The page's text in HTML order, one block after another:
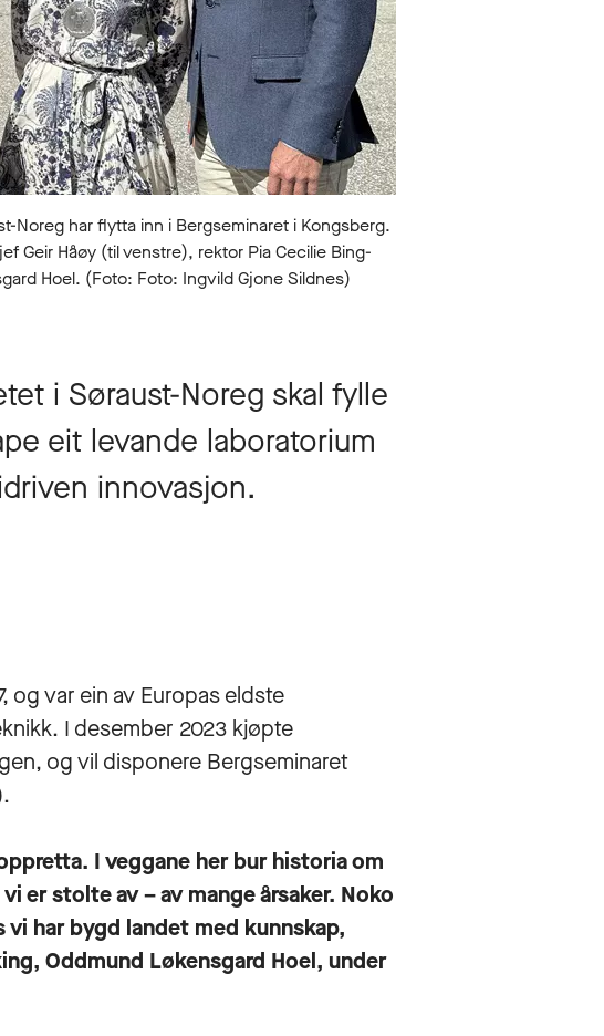
Noreg har flytta inn i Bergseminaret i Kongsberg.
Geir Håøy (til venstre), rektor Pia Cecilie Bing-
Hoel. (Foto: Foto: Ingvild Gjone Sildnes)
i Søraust-Noreg skal fylle
eit levande laboratorium
innovasjon.
og var ein av Europas eldste
I desember 2023 kjøpte
og vil disponere Bergseminaret
I veggane her bur historia om
er stolte av – av mange årsaker. Noko
har bygd landet med kunnskap,
Oddmund Løkensgard Hoel, under